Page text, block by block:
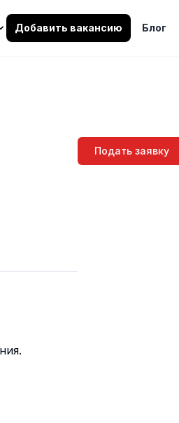
Добавить вакансию Блог
Подать заявку